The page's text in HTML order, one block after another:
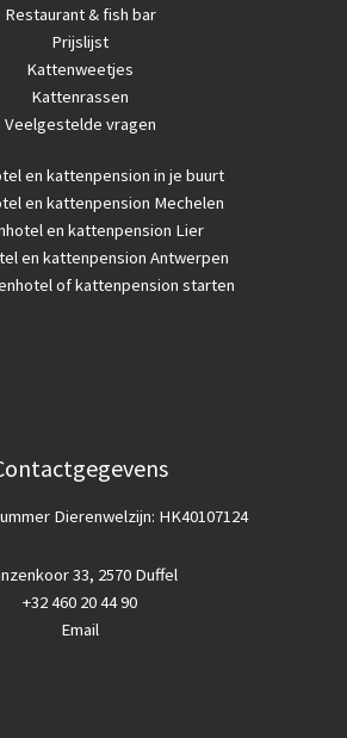
Restaurant & fish bar
Prijslijst
Kattenweetjes
Kattenrassen
Veelgestelde vragen
en kattenpension in je buurt
en kattenpension Mechelen
en kattenpension Lier
en kattenpension Antwerpen
of kattenpension starten
Dierenwelzijn: HK40107124
33, 2570 Duffel
+32 460 20 44 90
Email